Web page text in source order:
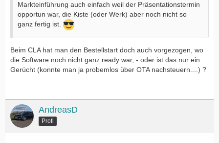
Markteinführung auch einfach weil der Präsentationstermin
opportun war, die Kiste (oder Werk) aber noch nicht so
ganz fertig ist.
Beim CLA hat man den Bestellstart doch auch vorgezogen, wo
die Software noch nicht ganz ready war, - oder ist das nur ein
Gerücht (konnte man ja probemlos über OTA nachsteuern....) ?
AndreasD
Profi